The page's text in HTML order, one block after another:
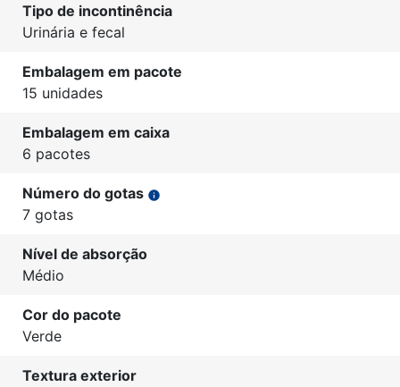
Tipo de incontinência
Urinária e fecal
Embalagem em pacote
15 unidades
Embalagem em caixa
6 pacotes
Número do gotas info
7 gotas
Nível de absorção
Médio
Cor do pacote
Verde
Textura exterior